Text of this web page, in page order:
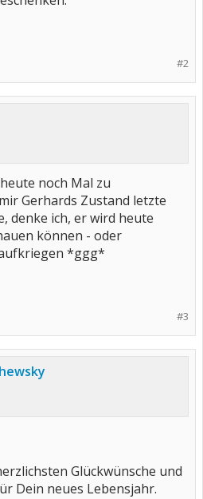
#2
noch Mal zu
Gerhards Zustand letzte
denke ich, er wird heute
können - oder
*ggg*
#3
Glückwünsche und
Dein neues Lebensjahr.